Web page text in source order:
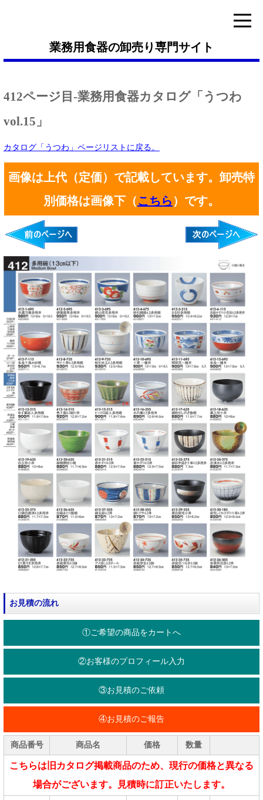
業務用食器の卸売り専門サイト
412ページ目-業務用食器カタログ「うつわ
vol.15」
カタログ「うつわ」ページリストに戻る。
画像は上代（定価）で記載しています。卸売特
別価格は画像下（こちら ）です。
お見積の流れ
①ご希望の商品をカートへ
②お客様のプロフィール入力
③お見積のご依頼
④お見積のご報告
商品番号 商品名 価格 数量
こちらは旧カタログ掲載商品のため、現行の価格と異なる
場合がございます。見積時に訂正いたします。